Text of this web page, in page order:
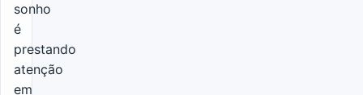
sonho
é
prestando
atenção
em